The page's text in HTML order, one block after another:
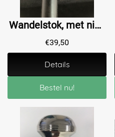
Wandelstok, met nikkelen klauw met ei, fraai en apart!!
€39,50
Details
Bestel nu!